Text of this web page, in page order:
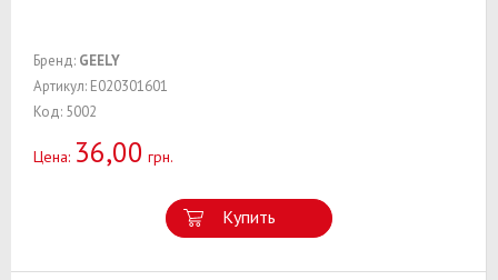
Бренд: GEELY
Артикул: E020301601
Код: 5002
Цена: 36,00 грн.
Купить